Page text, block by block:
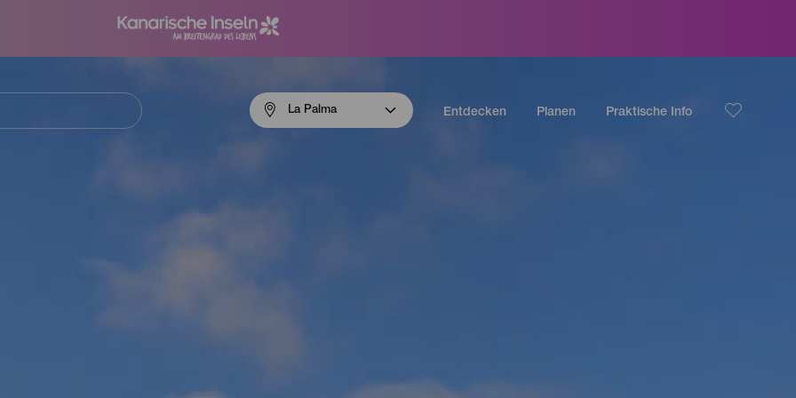
La Palma Entdecken Planen Praktische Info